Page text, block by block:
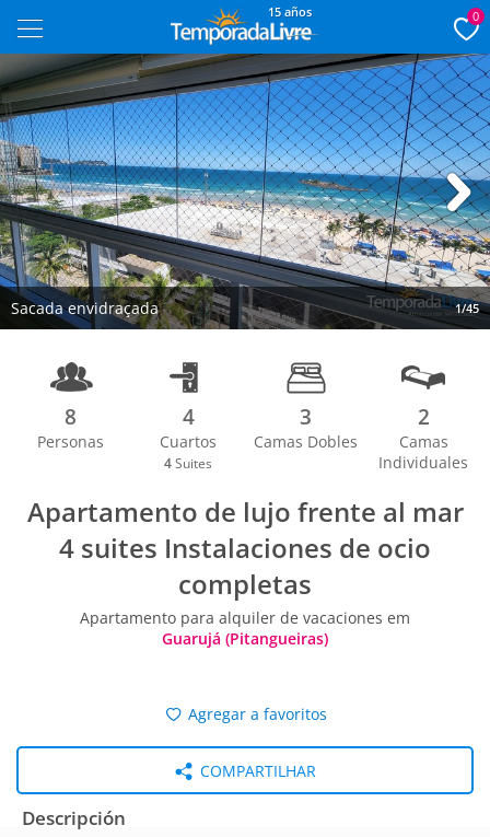
15 años 0
Sacada envidraçada 1/45
Next
8
Personas
4
Cuartos
4 Suites
3
Camas Dobles
2
Camas
Individuales
Apartamento de lujo frente al mar
4 suites Instalaciones de ocio
completas
Apartamento para alquiler de vacaciones em
Guarujá (Pitangueiras)
Agregar a favoritos
COMPARTILHAR
Descripción